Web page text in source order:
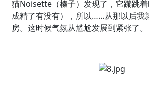
猫Noisette（榛子）发现了，它蹦跳
成精了有没有），所以……从那以后我
房。这时候气氛从尴尬发展到紧张了。